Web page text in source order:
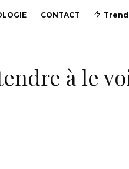
CONTACT
à le